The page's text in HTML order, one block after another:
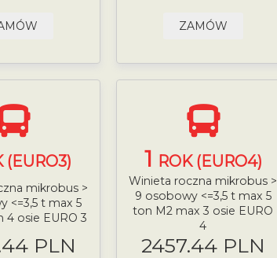
ZAMÓW
(EURO3)
mikrobus >
<=3,5 t max 5
4 osie EURO 3
PLN
1 ROK (EURO4)
Winieta roczna mikrobus >
9 osobowy <=3,5 t max 5
ton M2 max 3 osie EURO
4
2457.44 PLN